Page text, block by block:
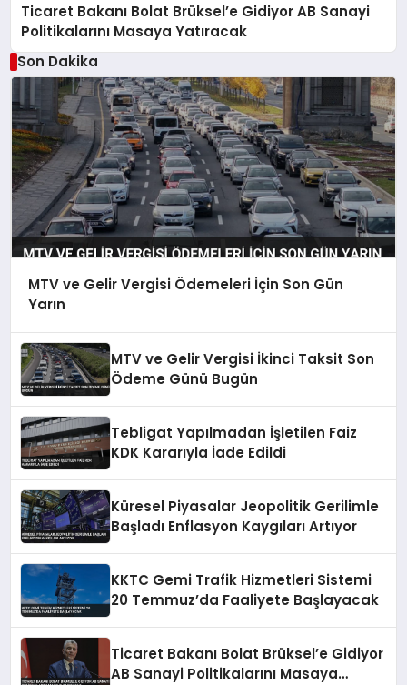
Ticaret Bakanı Bolat Brüksel’e Gidiyor AB Sanayi
Politikalarını Masaya Yatıracak
Son Dakika
MTV ve Gelir Vergisi Ödemeleri İçin Son Gün
Yarın
MTV ve Gelir Vergisi İkinci Taksit Son
Ödeme Günü Bugün
Tebligat Yapılmadan İşletilen Faiz
KDK Kararıyla İade Edildi
Küresel Piyasalar Jeopolitik Gerilimle
Başladı Enflasyon Kaygıları Artıyor
KKTC Gemi Trafik Hizmetleri Sistemi
20 Temmuz’da Faaliyete Başlayacak
Ticaret Bakanı Bolat Brüksel’e Gidiyor
AB Sanayi Politikalarını Masaya